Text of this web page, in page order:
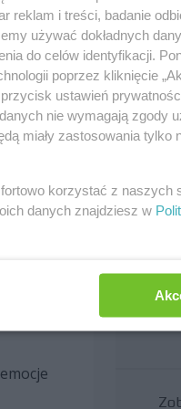
do
Przy tak
Uznał,
w
Będzie
reklam i treści, badanie
używać dokładnych
do celów identyfikacji.
poprzez kliknięcie
ustawień
nie wymagają zgody
miały zastosowania tylko
korzystać z naszych
danych znajdziesz w